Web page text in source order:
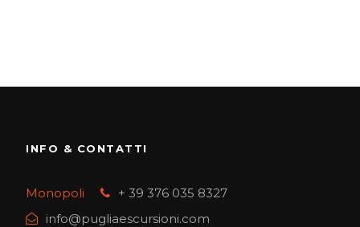
INFO & CONTATTI
Monopoli
+ 39 376 035 8327
info@pugliaescursioni.com